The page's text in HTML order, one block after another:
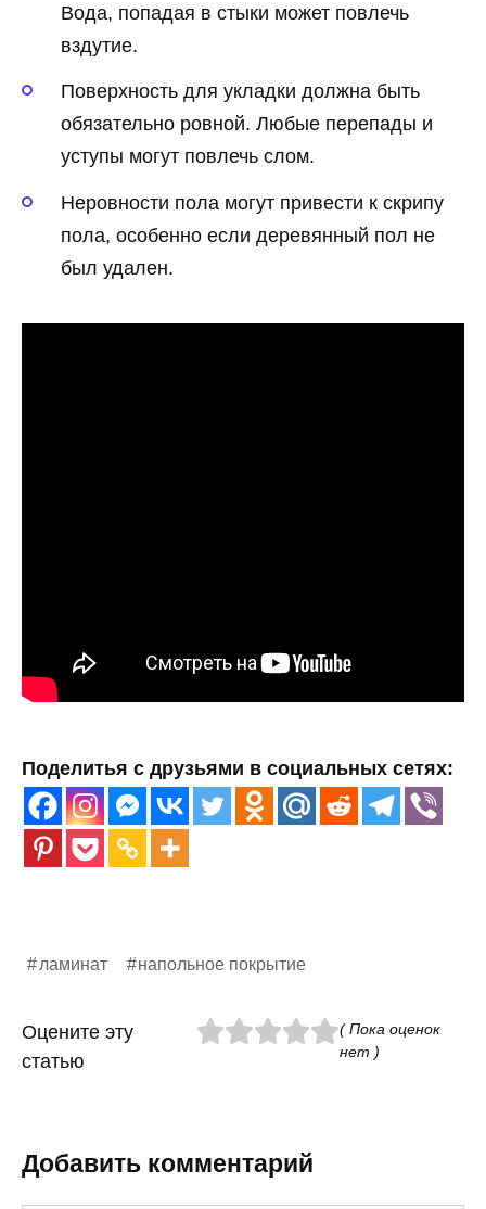
Вода, попадая в стыки может повлечь
вздутие.
Поверхность для укладки должна быть
обязательно ровной. Любые перепады и
уступы могут повлечь слом.
Неровности пола могут привести к скрипу
пола, особенно если деревянный пол не
был удален.
Поделитья с друзьями в социальных сетях:
ламинат напольное покрытие
Оцените эту
статью
( Пока оценок
нет )
Добавить комментарий